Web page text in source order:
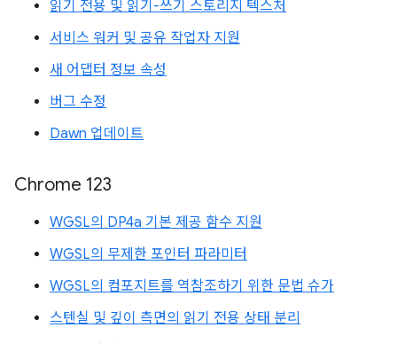
읽기 전용 및 읽기-쓰기 스토리지 텍스처
서비스 워커 및 공유 작업자 지원
새 어댑터 정보 속성
버그 수정
Dawn 업데이트
Chrome 123
WGSL의 DP4a 기본 제공 함수 지원
WGSL의 무제한 포인터 파라미터
WGSL의 컴포지트를 역참조하기 위한 문법 슈가
스텐실 및 깊이 측면의 읽기 전용 상태 분리